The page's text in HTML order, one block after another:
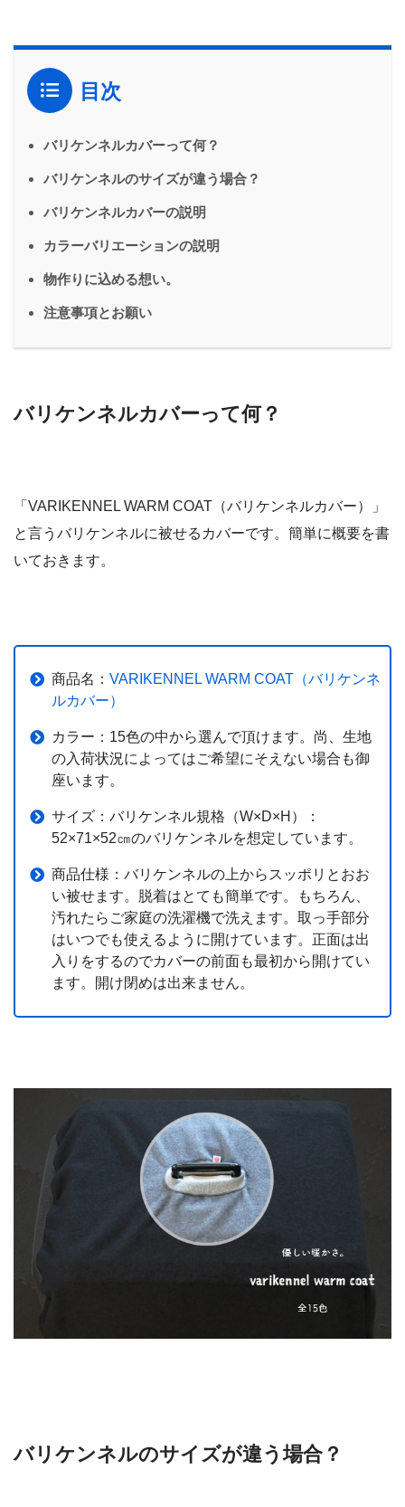
目次
バリケンネルカバーって何？
バリケンネルのサイズが違う場合？
バリケンネルカバーの説明
カラーバリエーションの説明
物作りに込める想い。
注意事項とお願い
バリケンネルカバーって何？
「VARIKENNEL WARM COAT（バリケンネルカバー）」
と言うバリケンネルに被せるカバーです。簡単に概要を書
いておきます。
商品名： VARIKENNEL WARM COAT（バリケンネ
ルカバー）
カラー：15色の中から選んで頂けます。尚、生地
の入荷状況によってはご希望にそえない場合も御
座います。
サイズ：バリケンネル規格（W×D×H）：
52×71×52㎝のバリケンネルを想定しています。
商品仕様：バリケンネルの上からスッポリとおお
い被せます。脱着はとても簡単です。もちろん、
汚れたらご家庭の洗濯機で洗えます。取っ手部分
はいつでも使えるように開けています。正面は出
入りをするのでカバーの前面も最初から開けてい
ます。開け閉めは出来ません。
バリケンネルのサイズが違う場合？